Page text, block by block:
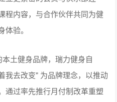
程内容，与合作伙伴共同为健
验。
土健身品牌，瑞力健身自
我去改变" 为品牌理念，以推动
通过率先推行月付制改革重塑